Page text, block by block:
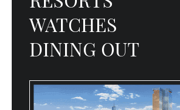
WATCHES
DINING OUT